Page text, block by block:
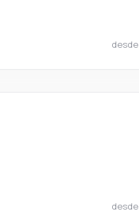
desde
desde